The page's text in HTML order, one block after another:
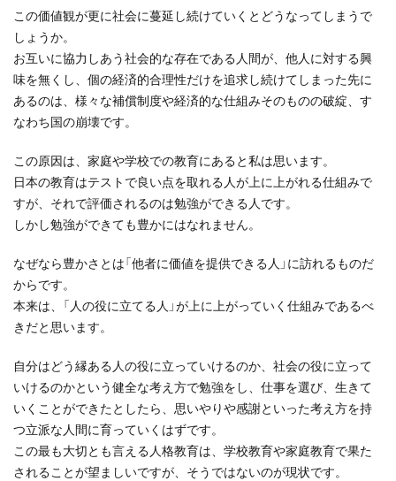
この価値観が更に社会に蔓延し続けていくとどうなってしまうで
しょうか。
お互いに協力しあう社会的な存在である人間が、他人に対する興
味を無くし、個の経済的合理性だけを追求し続けてしまった先に
あるのは、様々な補償制度や経済的な仕組みそのものの破綻、す
なわち国の崩壊です。
この原因は、家庭や学校での教育にあると私は思います。
日本の教育はテストで良い点を取れる人が上に上がれる仕組みで
すが、それで評価されるのは勉強ができる人です。
しかし勉強ができても豊かにはなれません。
なぜなら豊かさとは「他者に価値を提供できる人」に訪れるものだ
からです。
本来は、「人の役に立てる人」が上に上がっていく仕組みであるべ
きだと思います。
自分はどう縁ある人の役に立っていけるのか、社会の役に立って
いけるのかという健全な考え方で勉強をし、仕事を選び、生きて
いくことができたとしたら、思いやりや感謝といった考え方を持
つ立派な人間に育っていくはずです。
この最も大切とも言える人格教育は、学校教育や家庭教育で果た
されることが望ましいですが、そうではないのが現状です。